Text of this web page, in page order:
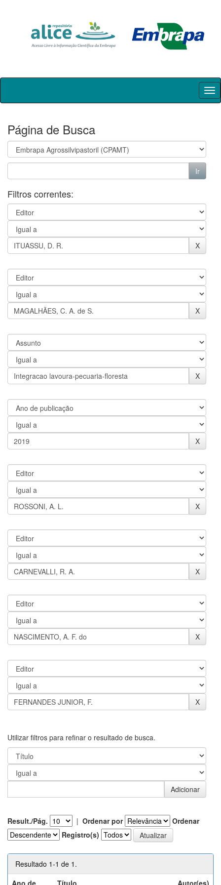
Skip
Página de Busca
Filtros correntes:
Utilizar filtros para refinar o resultado de busca.
Result./Pág. | Ordenar por
Ordenar
Registro(s)
Resultado 1-1 de 1.
Ano de
Título Autor(es)